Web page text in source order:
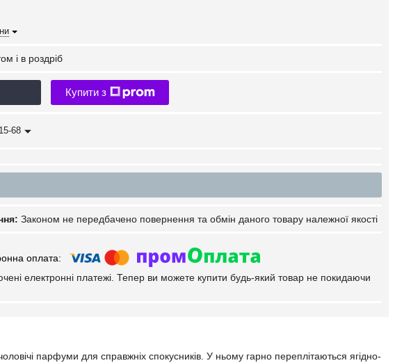
і в роздріб
Купити з
68
Законом не передбачено повернення та обмін даного товару належної якості
електронні платежі. Тепер ви можете купити будь-який товар не покидаючи
парфуми для справжніх спокусників. У ньому гарно переплітаються ягідно-